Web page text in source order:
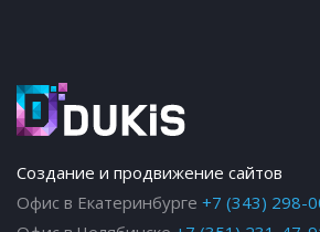
Создание и продвижение сайтов
Офис в Екатеринбурге +7 (343) 298-